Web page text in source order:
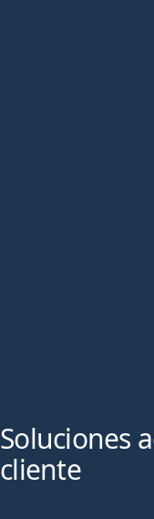
Soluciones
cliente